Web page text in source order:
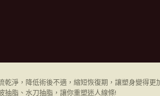
乾淨，降低術後不適，縮短恢復期，讓塑身變得
抽脂、水刀抽脂，讓你重塑迷人線條!